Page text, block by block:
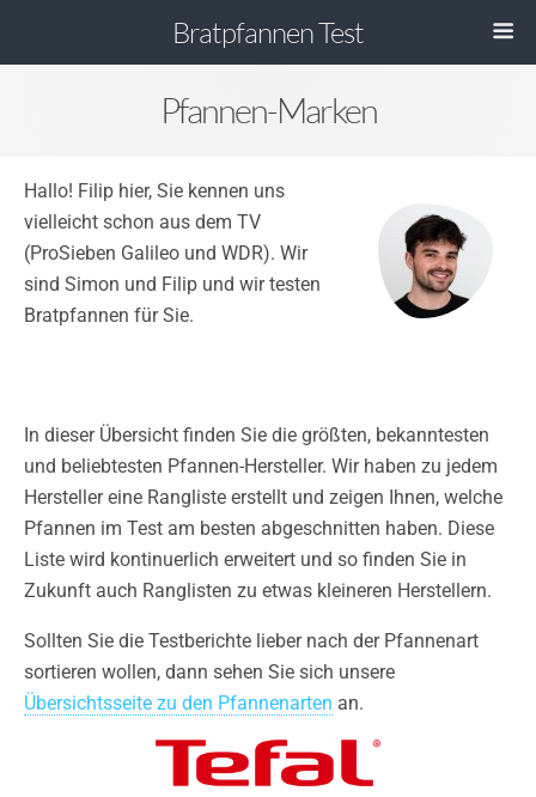
Bratpfannen Test
Pfannen-Marken
Hallo! Filip hier, Sie kennen uns
vielleicht schon aus dem TV
(ProSieben Galileo und WDR). Wir
sind Simon und Filip und wir testen
Bratpfannen für Sie.
In dieser Übersicht finden Sie die größten, bekanntesten
und beliebtesten Pfannen-Hersteller. Wir haben zu jedem
Hersteller eine Rangliste erstellt und zeigen Ihnen, welche
Pfannen im Test am besten abgeschnitten haben. Diese
Liste wird kontinuerlich erweitert und so finden Sie in
Zukunft auch Ranglisten zu etwas kleineren Herstellern.
Sollten Sie die Testberichte lieber nach der Pfannenart
sortieren wollen, dann sehen Sie sich unsere
Übersichtsseite zu den Pfannenarten an.